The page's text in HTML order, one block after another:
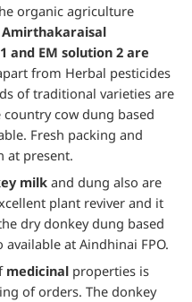
organic agriculture
Amirthakaraisal
and EM solution 2 are
from Herbal pesticides
of traditional varieties are
country cow dung based
Fresh packing and
at present.
milk and dung also are
plant reviver and it
dry donkey dung based
available at Aindhinai FPO.
medicinal properties is
of orders. The donkey